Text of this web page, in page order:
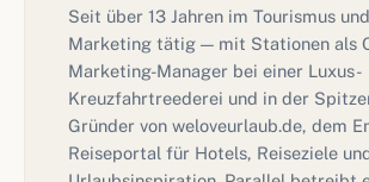
Seit über 13 Jahren im Tourismus
Marketing tätig — mit Stationen als
Marketing-Manager bei einer Luxus-
Kreuzfahrtreederei und in der
Gründer von weloveurlaub.de, dem
Reiseportal für Hotels, Reiseziele